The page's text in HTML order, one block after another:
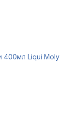
400мл Liqui Moly